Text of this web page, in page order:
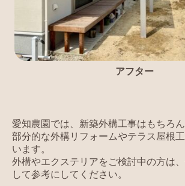
アフター
愛知農園では、新築外構工事はもちろ
部分的な外構リフォームやテラス屋根
います。
外構やエクステリアをご検討中の方は
して参考にしてください。